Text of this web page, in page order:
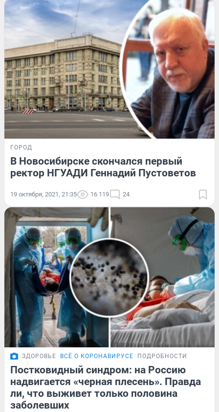
ГОРОД
В Новосибирске скончался первый
ректор НГУАДИ Геннадий Пустоветов
19 октября, 2021, 21:35 16 119 24
ЗДОРОВЬЕ ВСЁ О КОРОНАВИРУСЕ ПОДРОБНОСТИ
Постковидный синдром: на Россию
надвигается «черная плесень». Правда
ли, что выживет только половина
заболевших